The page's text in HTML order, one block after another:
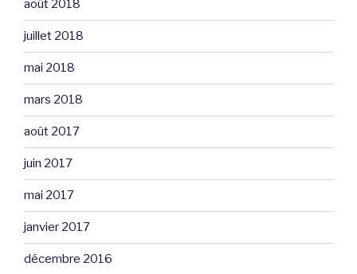
août 2018
juillet 2018
mai 2018
mars 2018
août 2017
juin 2017
mai 2017
janvier 2017
décembre 2016